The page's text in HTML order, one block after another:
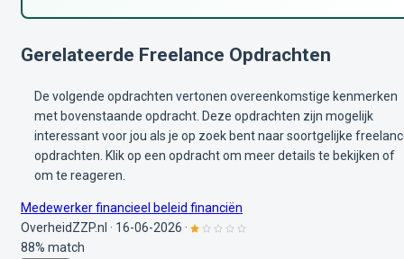
Gerelateerde Freelance Opdrachten
De volgende opdrachten vertonen overeenkomstige kenmerken
met bovenstaande opdracht. Deze opdrachten zijn mogelijk
interessant voor jou als je op zoek bent naar soortgelijke
opdrachten. Klik op een opdracht om meer details te bekijken of
om te reageren.
Medewerker financieel beleid financiën
OverheidZZP.nl · 16-06-2026 ·
88% match